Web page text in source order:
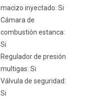
macizo inyectado: Si
Cámara de
combustión estanca:
Si
Regulador de presión
multigas: Si
Válvula de seguridad:
Si